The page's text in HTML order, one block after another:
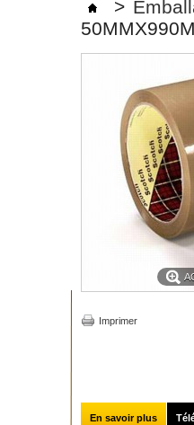
>
Imprimer
En savoir plus